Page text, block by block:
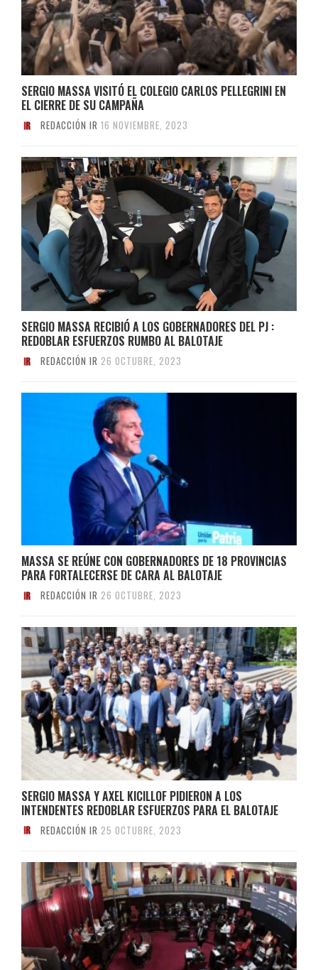
SERGIO MASSA VISITÓ EL COLEGIO CARLOS PELLEGRINI EN
EL CIERRE DE SU CAMPAÑA
REDACCIÓN IR 16 NOVIEMBRE, 2023
SERGIO MASSA RECIBIÓ A LOS GOBERNADORES DEL PJ :
REDOBLAR ESFUERZOS RUMBO AL BALOTAJE
REDACCIÓN IR 26 OCTUBRE, 2023
MASSA SE REÚNE CON GOBERNADORES DE 18 PROVINCIAS
PARA FORTALECERSE DE CARA AL BALOTAJE
REDACCIÓN IR 26 OCTUBRE, 2023
SERGIO MASSA Y AXEL KICILLOF PIDIERON A LOS
INTENDENTES REDOBLAR ESFUERZOS PARA EL BALOTAJE
REDACCIÓN IR 25 OCTUBRE, 2023